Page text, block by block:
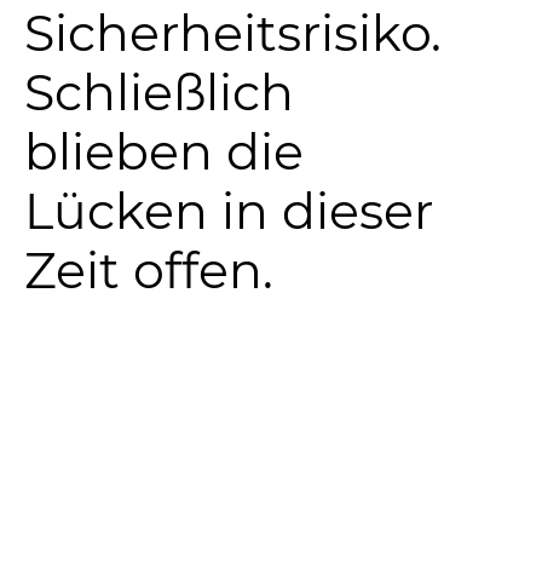
Sicherheitsrisiko.
Schließlich
blieben die
Lücken in dieser
Zeit offen.